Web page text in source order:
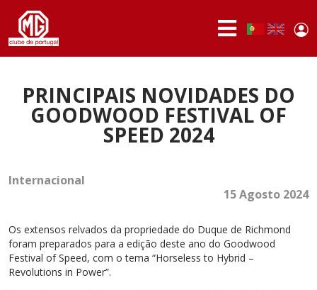
Portuguese,
English
SÓCIOS
NOTÍCIAS
MARCA
MG
PRINCIPAIS NOVIDADES DO
GOODWOOD FESTIVAL OF
SPEED 2024
Internacional
15 Agosto 2024
Os extensos relvados da propriedade do Duque de Richmond
foram preparados para a edição deste ano do Goodwood
Festival of Speed, com o tema “Horseless to Hybrid –
Revolutions in Power”.